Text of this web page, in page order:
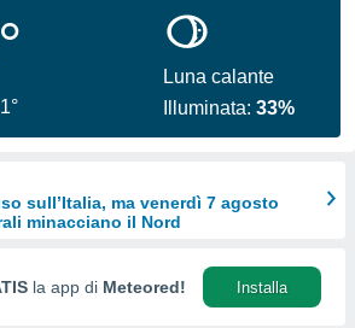
Luna calante
Illuminata:33%
sull’Italia, ma venerdì 7 agosto
minacciano il Nord
la app di Meteored! Installa